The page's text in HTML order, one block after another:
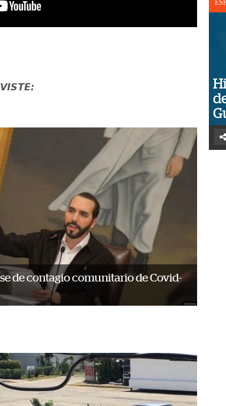
de contagio comunitario de Covid-